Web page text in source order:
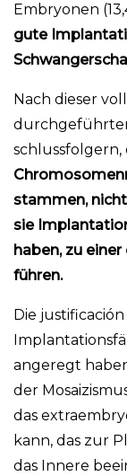
Embryonen
gute
Nach dieser
schlussfolgern,
stammen,
sie
haben, zu
führen.
Die
angeregt
der
das
kann, das zur
das Innere